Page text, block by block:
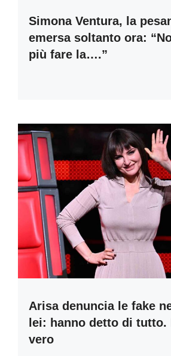
Simona Ventura, la
emersa soltanto ora:
più fare la….”
Arisa denuncia le fake
lei: hanno detto di tutto.
vero